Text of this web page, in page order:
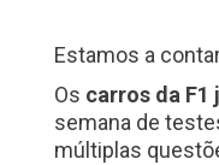
Estamos a
Os carros da F1
semana de
múltiplas